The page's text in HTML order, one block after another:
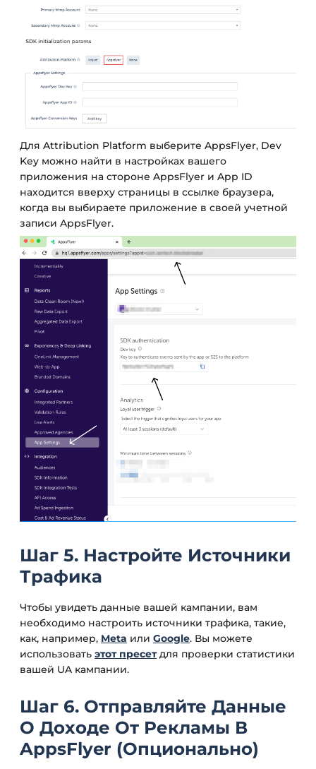
Для Attribution Platform выберите AppsFlyer, Dev
Key можно найти в настройках вашего
приложения на стороне AppsFlyer и App ID
находится вверху страницы в ссылке браузера,
когда вы выбираете приложение в своей учетной
записи AppsFlyer.
Шаг 5. Настройте Источники
Трафика
Чтобы увидеть данные вашей кампании, вам
необходимо настроить источники трафика, такие,
как, например, Meta или Google. Вы можете
использовать этот пресетдля проверки статистики
вашей UA кампании.
Шаг 6. Отправляйте Данные
О Доходе От Рекламы В
AppsFlyer (Опционально)